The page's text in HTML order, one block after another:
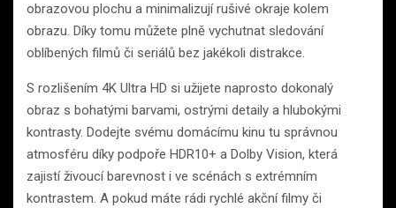
obrazovou plochu a minimalizují rušivé okraje kolem
obrazu. Díky tomu můžete plně vychutnat sledování
oblíbených filmů či seriálů bez jakékoli distrakce.
S rozlišením 4K Ultra HD si užijete naprosto dokonalý
obraz s bohatými barvami, ostrými detaily a hlubokými
kontrasty. Dodejte svému domácímu kinu tu správnou
atmosféru díky podpoře HDR10+ a Dolby Vision, která
zajistí živoucí barevnost i ve scénách s extrémním
kontrastem. A pokud máte rádi rychlé akční filmy či